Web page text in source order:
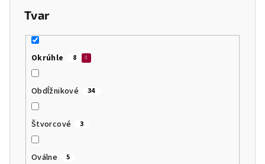
Tvar
Okrúhle 8
Obdĺžnikové 34
Štvorcové 3
Oválne 5